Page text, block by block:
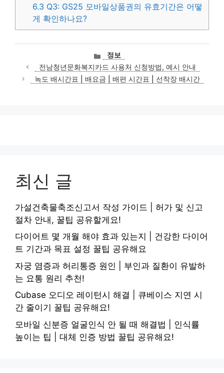
6.3 Q3: GS25 모바일상품권의 유효기간은 어떻
게 확인하나요?
카
테
고
리
정보
전남청년문화복지카드 사용처 신청방법, 예시 안내
녹도 배시간표 | 배요금 | 배편 시간표 | 선착장 배시간
최신 글
가설건축물축조신고서 작성 가이드 | 허가 및 신고
절차 안내, 꿀팁 공유할게요!
다이어트 몇 개월 해야 효과 있는지 | 건강한 다이어
트 기간과 목표 설정 꿀팁 공유해요
자궁 염증과 허리통증 원인 | 부인과 질환이 유발하
는 요통 원리 추천!
Cubase 오디오 레이턴시 해결 | 큐베이스 지연 시
간 줄이기 꿀팁 공유해요!
모바일 신분증 얼굴인식 안 될 때 해결법 | 인식률
높이는 팁 | 대체 인증 방법 꿀팁 공유해요!